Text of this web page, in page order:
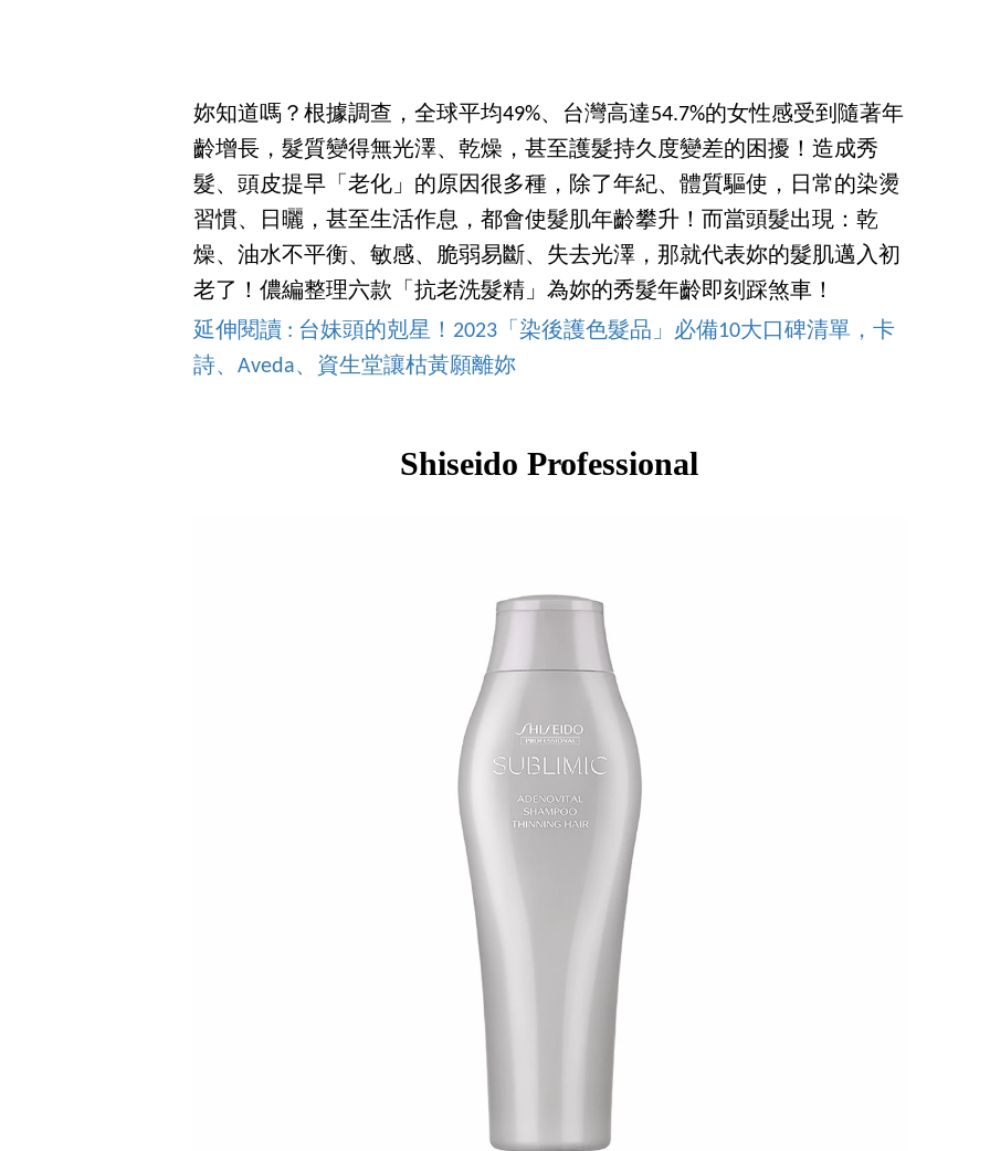
妳知道嗎？根據調查，全球平均49%、台灣高達54.7%的女性感受到隨著年
齡增長，髮質變得無光澤、乾燥，甚至護髮持久度變差的困擾！造成秀
髮、頭皮提早「老化」的原因很多種，除了年紀、體質驅使，日常的染燙
習慣、日曬，甚至生活作息，都會使髮肌年齡攀升！而當頭髮出現：乾
燥、油水不平衡、敏感、脆弱易斷、失去光澤，那就代表妳的髮肌邁入初
老了！儂編整理六款「抗老洗髮精」為妳的秀髮年齡即刻踩煞車！
延伸閱讀 : 台妹頭的剋星！2023「染後護色髮品」必備10大口碑清單，卡
詩、Aveda、資生堂讓枯黃願離妳
Shiseido Professional